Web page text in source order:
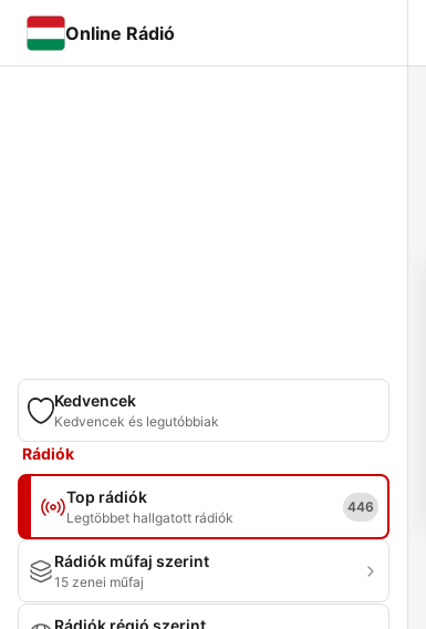
Online Rádió
Kedvencek
Kedvencek és legutóbbiak
Rádiók
Top rádiók
Legtöbbet hallgatott rádiók
446
Rádiók műfaj szerint
15 zenei műfaj
Rádiók régió szerint